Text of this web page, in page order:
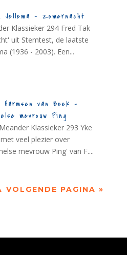
Jellema – Zomernacht
Klassieker 294 Fred Tak
uit Stemtest, de laatste
(1936 - 2003). Een...
van Beek –
mevrouw Ping
Klassieker 293 Yke
veel plezier over
mevrouw Ping' van F....
VOLGENDE PAGINA »